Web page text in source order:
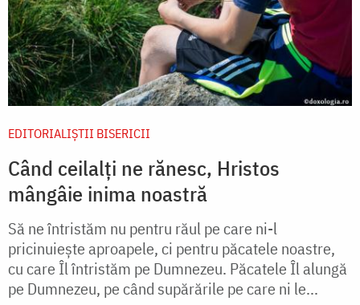
EDITORIALIȘTII BISERICII
Când ceilalți ne rănesc, Hristos
mângâie inima noastră
Să ne întristăm nu pentru răul pe care ni-l
pricinuieşte aproapele, ci pentru păcatele noastre,
cu care Îl întristăm pe Dumnezeu. Păcatele Îl alungă
pe Dumnezeu, pe când supărările pe care ni le...